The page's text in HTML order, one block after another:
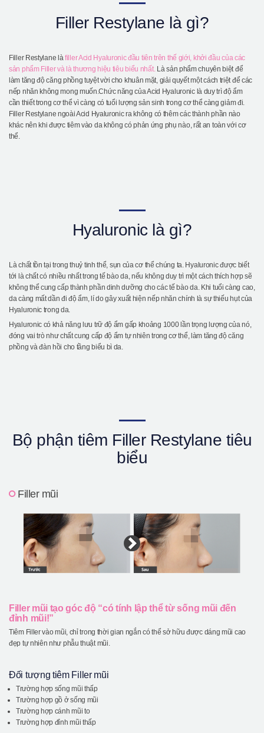
Phẫu thuật an toàn
Real Selfie Review
Filler Restylane là gì?
Filler Restylane làfiller Acid Hyaluronic đầu tiên trên thế giới, khởi đầu của các
sản phẩm Filler và là thương hiệu tiêu biểu nhất.Là sản phẩm chuyên biệt để
làm tăng độ căng phồng tuyệt vời cho khuân mặt, giải quyết một cách triệt để các
nếp nhăn không mong muốn.Chức năng của Acid Hyaluronic là duy trì độ ẩm
cần thiết trong cơ thể vì càng có tuổi lượng sản sinh trong cơ thể càng giảm đi.
Filler Restylane ngoài Acid Hyaluronic ra không có thêm các thành phần nào
khác nên khi được tiêm vào da không có phản ứng phụ nào, rất an toàn với cơ
thể.
Hyaluronic là gì?
Là chất tồn tại trong thuỷ tinh thể, sụn của cơ thể chúng ta. Hyaluronic được biết
tới là chất có nhiều nhất trong tế bào da, nếu không duy trì một cách thích hợp sẽ
không thể cung cấp thành phần dinh dưỡng cho các tế bào da. Khi tuổi càng cao,
da càng mất dần đi độ ẩm, lí do gây xuất hiện nếp nhăn chính là sự thiếu hụt của
Hyaluronic trong da.
Hyaluronic có khả năng lưu trữ độ ẩm gấp khoảng 1000 lần trọng lượng của nó,
đóng vai trò như chất cung cấp độ ẩm tự nhiên trong cơ thể, làm tăng độ căng
phồng và đàn hồi cho tầng biểu bì da.
Bộ phận tiêm Filler Restylane tiêu
biểu
Filler mũi
Filler mũi tạo góc độ “có tính lập thể từ sống mũi đến
đỉnh mũi!”
Tiêm Filler vào mũi, chỉ trong thời gian ngắn có thể sở hữu được dáng mũi cao
đẹp tự nhiên như phẫu thuật mũi.
Đối tượng tiêm Filler mũi
Trường hợp sống mũi thấp
Trường hợp gồ ở sống mũi
Trường hợp cánh mũi to
Trường hợp đỉnh mũi thấp